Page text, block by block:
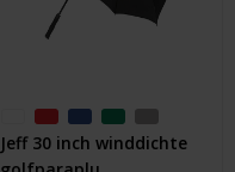
Jeff 30 inch winddichte